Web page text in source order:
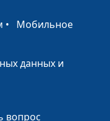
Рожкова,
Рожкова,
• Мобильное
данных и
вопрос